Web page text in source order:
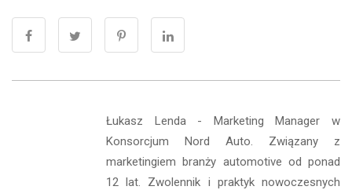
Łukasz Lenda - Marketing Manager w
Konsorcjum Nord Auto. Związany z
marketingiem branży automotive od ponad
12 lat. Zwolennik i praktyk nowoczesnych